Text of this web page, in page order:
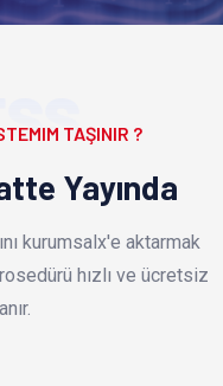
TAŞINIR ?
Yayında
kurumsalx'e aktarmak
hızlı ve ücretsiz